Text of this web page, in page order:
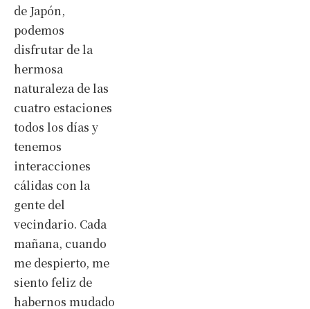
de Japón,
podemos
disfrutar de la
hermosa
naturaleza de las
cuatro estaciones
todos los días y
tenemos
interacciones
cálidas con la
gente del
vecindario. Cada
mañana, cuando
me despierto, me
siento feliz de
habernos mudado